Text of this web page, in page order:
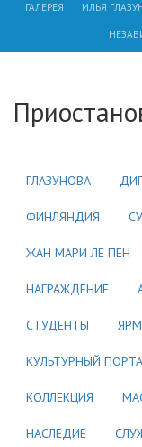
ГАЛЕРЕЯ ИЛЬЯ
ГЛАЗУНОВА
ФИНЛЯНДИЯ
ЖАН МАРИ ЛЕ ПЕН
НАГРАЖДЕНИЕ
СТУДЕНТЫ
КУЛЬТУРНЫЙ
КОЛЛЕКЦИЯ
НАСЛЕДИЕ